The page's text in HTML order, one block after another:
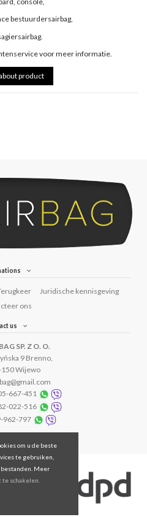
bestuurdersairbag,
voor meer informatie.
product
Juridische kennisgeving
ons
us
SP. Z O. O.
9 Brenno,
150 Wijewo
667-451
022-516
962-797
om u de beste
te gebruiken,
Meer
te schakelen.